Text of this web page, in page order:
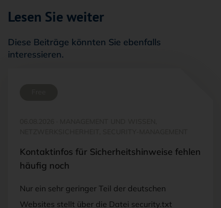
Lesen Sie weiter
Diese Beiträge könnten Sie ebenfalls
interessieren.
Kontaktinfos für Sicherheitshinweise fehlen
häufig noch
Nur ein sehr geringer Teil der deutschen
Websites stellt über die Datei security.txt